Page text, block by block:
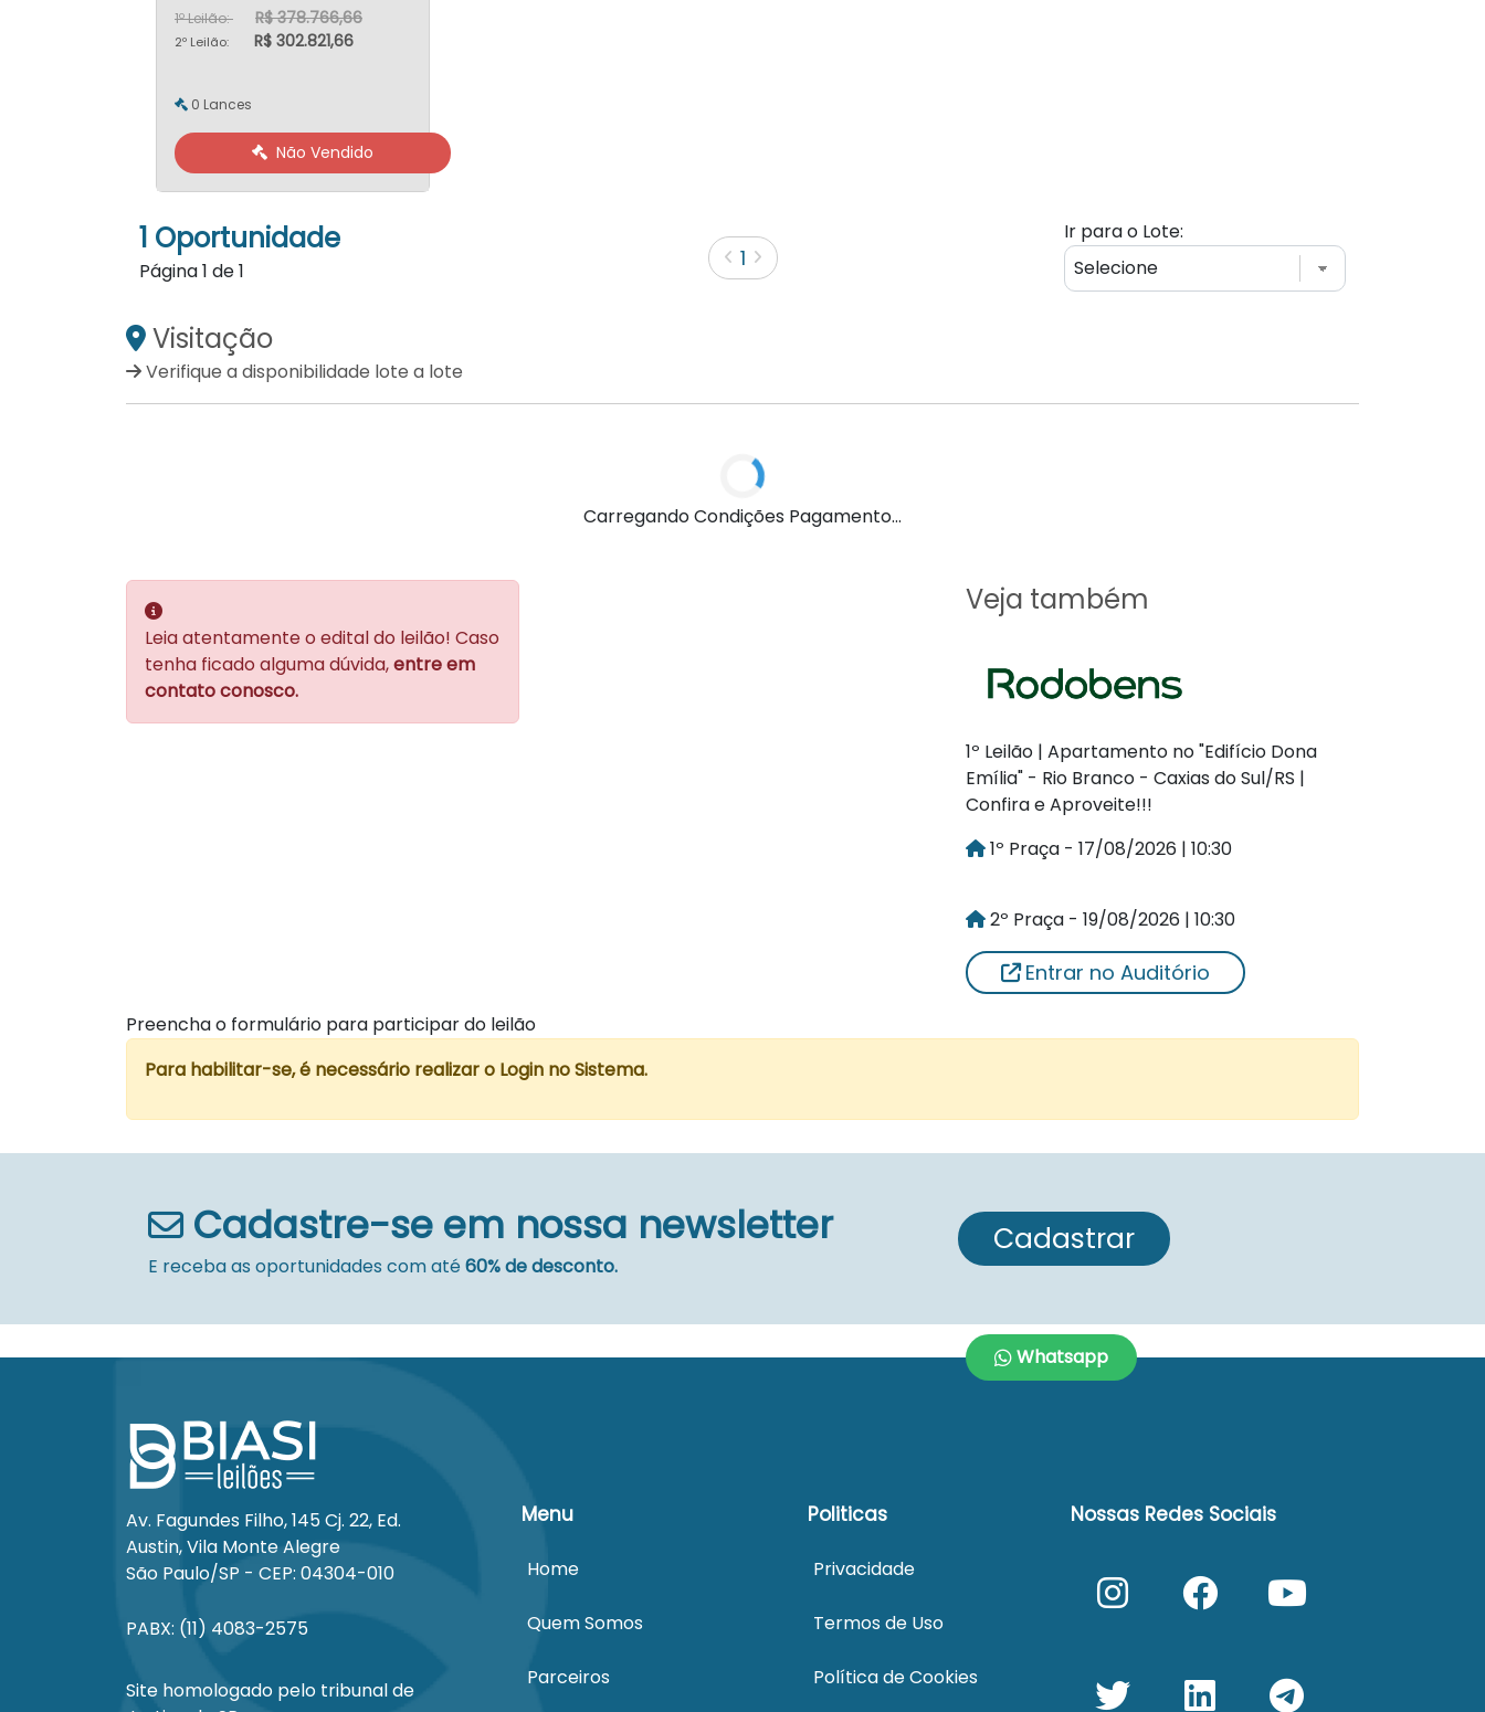
1º Leilão: R$ 378.766,66
2º Leilão: R$ 302.821,66
0 Lances
Não Vendido
1 Oportunidade
Página1 de1 1
Ir para o Lote:
Visitação
Verifique a disponibilidade lote a lote
Carregando Condições Pagamento...
Leia atentamente o edital do leilão! Caso
tenha ficado alguma dúvida,entre em
contato conosco.
Veja também
1º Leilão | Apartamento no "Edifício Dona
Emília" - Rio Branco - Caxias do Sul/RS |
Confira e Aproveite!!!
1º Praça - 17/08/2026 | 10:30
2º Praça - 19/08/2026 | 10:30
Entrar no Auditório
Preencha o formulário para participar do leilão
Para habilitar-se, é necessário realizar o Login no Sistema.
Cadastre-se em nossa newsletter
E receba as oportunidades com até60% de desconto.
Cadastrar
Whatsapp
Av. Fagundes Filho, 145 Cj. 22, Ed.
Austin, Vila Monte Alegre
São Paulo/SP - CEP: 04304-010
PABX: (11) 4083-2575
Site homologado pelo tribunal de
Menu
Home
Quem Somos
Parceiros
Politicas
Privacidade
Termos de Uso
Política de Cookies
Nossas Redes Sociais